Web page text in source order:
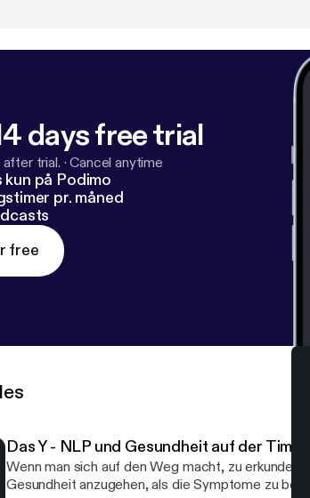
days free trial
trial. ·Cancel anytime
på Podimo
pr. måned
free
Das Y - NLP und Gesundheit auf der
Wenn man sich auf den Weg macht, zu erkunden,
Gesundheit anzugehen, als die Symptome zu